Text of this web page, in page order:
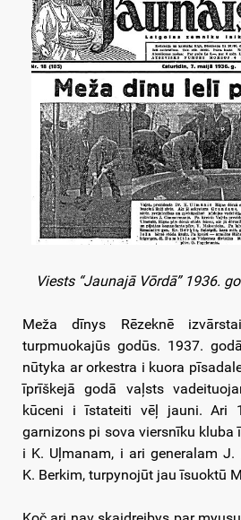
Viests “Jaunajā Vōrdā” 1936.
Meža dīnys Rēzeknē
turpmuokajūs godūs. 1937.
nūtyka ar orkestra i kuora
īprīškejā godā vaļsts
kūceni i īstateiti vēļ jauni. Ari
garnizons pi sova viersnīku kluba
i K. Uļmanam, i ari generalam J.
K. Berkim, turpynojūt jau īsuoktū